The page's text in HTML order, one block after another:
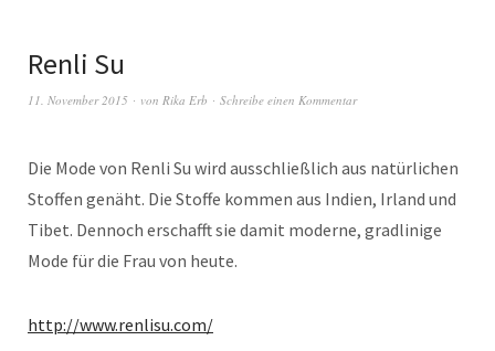
Renli Su
11. November 2015 von Rika Erb Schreibe einen Kommentar
Die Mode von Renli Su wird ausschließlich aus natürlichen
Stoffen genäht. Die Stoffe kommen aus Indien, Irland und
Tibet. Dennoch erschafft sie damit moderne, gradlinige
Mode für die Frau von heute.
http://www.renlisu.com/